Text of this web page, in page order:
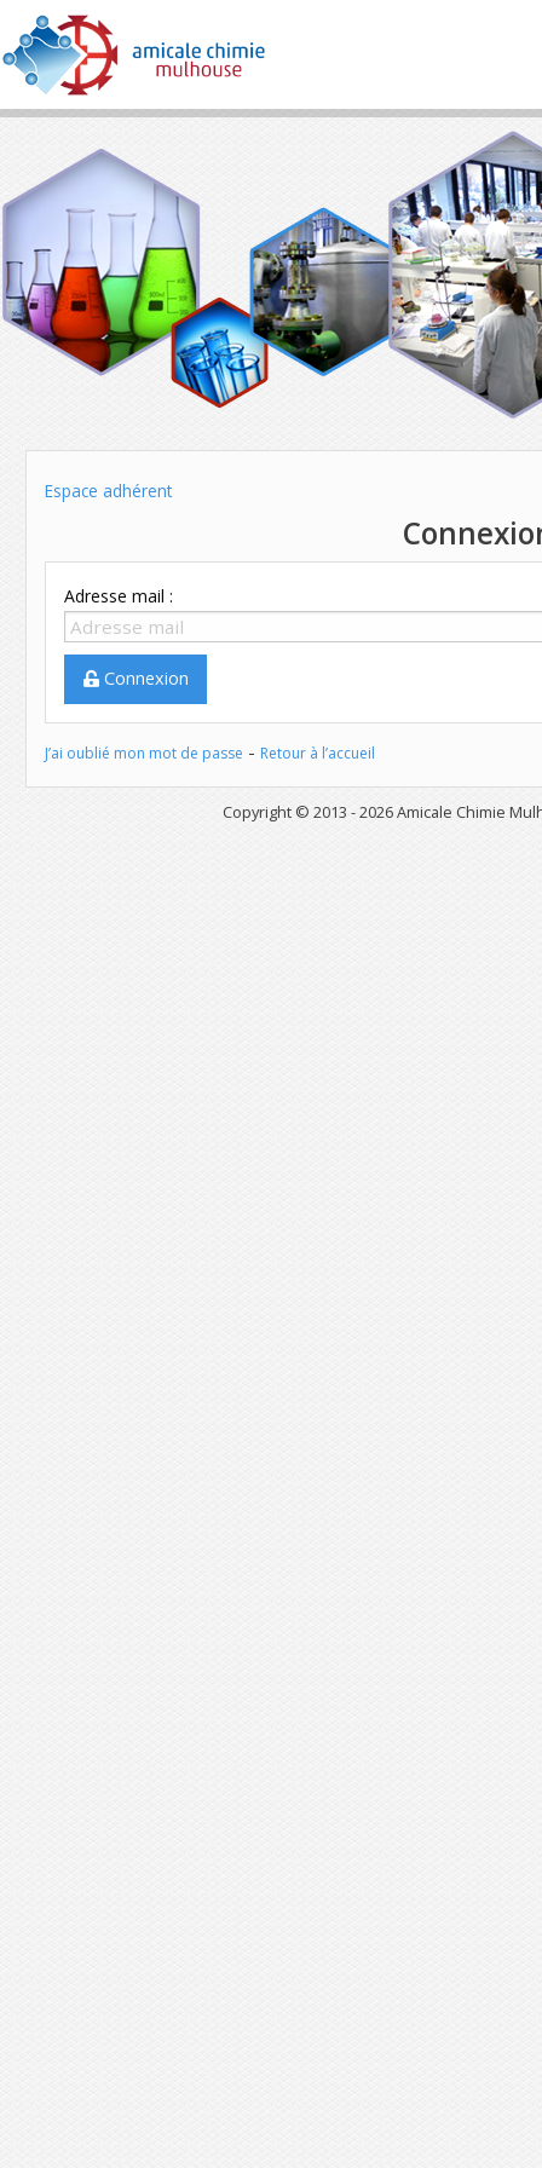
Espace adhérent
Adresse mail :
Connexion
J’ai oublié mon mot de passe - Retour à l’accueil
Copyright © 2013 - 2026Amicale Chimie